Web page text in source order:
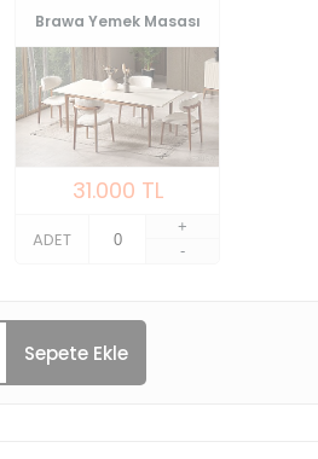
Brawa Yemek Masası
31.000 TL
ADET
+
-
Sepete Ekle